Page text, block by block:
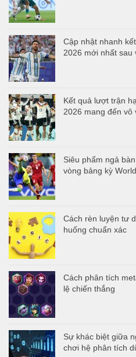
Cập nhật nhanh
2026 mới nhất sau
Kết quả lượt trận
2026 mang đến vô
Siêu phẩm ngả
vòng bảng kỳ
Cách rèn luyện tư
huống chuẩn xác
Cách phân tích
lệ chiến thắng
Sự khác biệt giữa
chơi hệ phân tích